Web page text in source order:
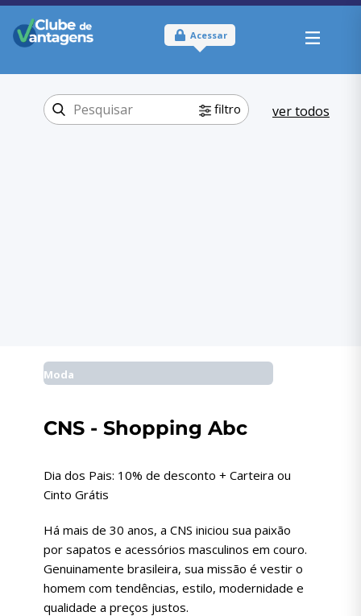
Acessar
filtro ver todos
Moda
CNS - Shopping Abc
Dia dos Pais: 10% de desconto + Carteira ou
Cinto Grátis
Há mais de 30 anos, a CNS iniciou sua paixão
por sapatos e acessórios masculinos em couro.
Genuinamente brasileira, sua missão é vestir o
homem com tendências, estilo, modernidade e
qualidade a preços justos.